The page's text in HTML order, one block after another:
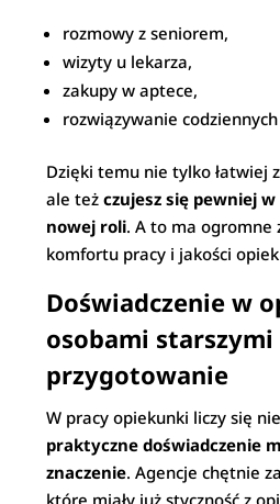
rozmowy z seniorem,
wizyty u lekarza,
zakupy w aptece,
rozwiązywanie
Dzięki temu nie tylko łatwiej
ale teżczujesz się pewniej
nowej roli. A to ma ogromne
komfortu pracy i jakości
Doświadczenie w
osobami
przygotowanie
W pracy opiekunki liczy się
praktyczne doświadczenie
znaczenie. Agencje chętnie
które miały już styczność z